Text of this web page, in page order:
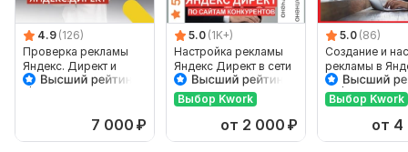
4.9 (126)
Проверка рекламы
Яндекс. Директ и
продаж с сайта
7 000 ₽
5.0 (1K+)
Настройка рекламы
Яндекс Директ в сети
РСЯ по сайтам
конкурентов
Выбор Kwork
от 2 000 ₽
5.0 (86)
Создание и
рекламы в
Директ. Поиск
Ретаргет
Выбор Kwork
от 4